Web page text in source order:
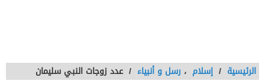
الرئيسية / إسلام ، رسل و أنبياء / عدد زوجات النبي سليمان